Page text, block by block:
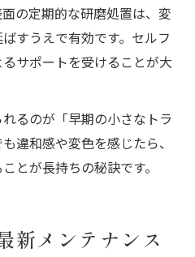
の定期的な研磨処置は、変
すうえで有効です。セルフ
サポートを受けることが大
るのが「早期の小さなトラ
違和感や変色を感じたら、
とが長持ちの秘訣です。
新メンテナンス